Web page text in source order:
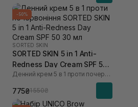
-50%
SORTED SKIN
SORTED SKIN 5 in 1 Anti-
Redness Day Cream SPF 50
30 мл
Денний крем 5 в 1 проти почервоніння
775₴1 550₴